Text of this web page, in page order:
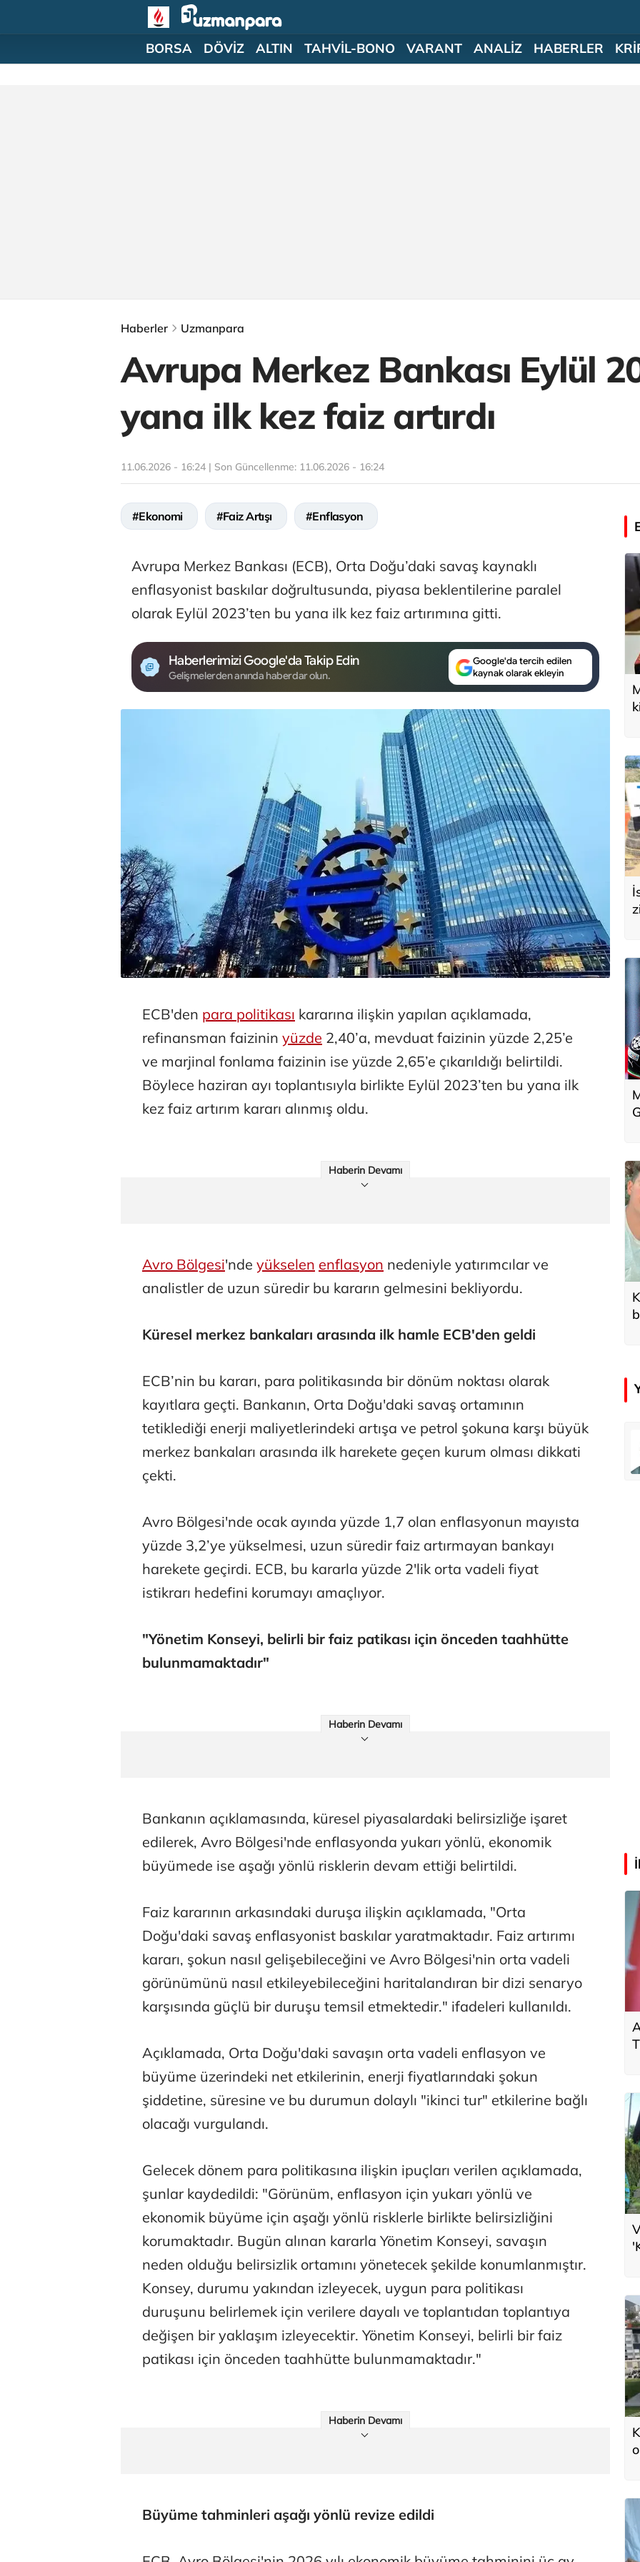
BORSA DÖVİZ ALTIN TAHVİL-BONO VARANT ANALİZ HABERLER
Haberler Uzmanpara
Avrupa Merkez Bankası Eylül
yana ilk kez faiz artırdı
11.06.2026 - 16:24 | Son Güncellenme: 11.06.2026 - 16:24
#Ekonomi #Faiz Artışı #Enflasyon
Avrupa Merkez Bankası (ECB), Orta Doğu’daki savaş kaynaklı
enflasyonist baskılar doğrultusunda, piyasa beklentilerine paralel
olarak Eylül 2023’ten bu yana ilk kez faiz artırımına gitti.
Haberlerimizi Google'da Takip Edin
Gelişmelerden anında haberdar olun.
Google'da tercih edilen
kaynak olarak ekleyin
ECB'den para politikası kararına ilişkin yapılan açıklamada,
refinansman faizinin yüzde 2,40’a, mevduat faizinin yüzde 2,25’e
ve marjinal fonlama faizinin ise yüzde 2,65’e çıkarıldığı belirtildi.
Böylece haziran ayı toplantısıyla birlikte Eylül 2023’ten bu yana ilk
kez faiz artırım kararı alınmış oldu.
Haberin Devamı
Avro Bölgesi'nde yükselen enflasyon nedeniyle yatırımcılar ve
analistler de uzun süredir bu kararın gelmesini bekliyordu.
Küresel merkez bankaları arasında ilk hamle ECB'den geldi
ECB’nin bu kararı, para politikasında bir dönüm noktası olarak
kayıtlara geçti. Bankanın, Orta Doğu'daki savaş ortamının
tetiklediği enerji maliyetlerindeki artışa ve petrol şokuna karşı büyük
merkez bankaları arasında ilk harekete geçen kurum olması dikkati
çekti.
Avro Bölgesi'nde ocak ayında yüzde 1,7 olan enflasyonun mayısta
yüzde 3,2’ye yükselmesi, uzun süredir faiz artırmayan bankayı
harekete geçirdi. ECB, bu kararla yüzde 2'lik orta vadeli fiyat
istikrarı hedefini korumayı amaçlıyor.
"Yönetim Konseyi, belirli bir faiz patikası için önceden taahhütte
bulunmamaktadır"
Haberin Devamı
Bankanın açıklamasında, küresel piyasalardaki belirsizliğe işaret
edilerek, Avro Bölgesi'nde enflasyonda yukarı yönlü, ekonomik
büyümede ise aşağı yönlü risklerin devam ettiği belirtildi.
Faiz kararının arkasındaki duruşa ilişkin açıklamada, "Orta
Doğu'daki savaş enflasyonist baskılar yaratmaktadır. Faiz artırımı
kararı, şokun nasıl gelişebileceğini ve Avro Bölgesi'nin orta vadeli
görünümünü nasıl etkileyebileceğini haritalandıran bir dizi senaryo
karşısında güçlü bir duruşu temsil etmektedir." ifadeleri kullanıldı.
Açıklamada, Orta Doğu'daki savaşın orta vadeli enflasyon ve
büyüme üzerindeki net etkilerinin, enerji fiyatlarındaki şokun
şiddetine, süresine ve bu durumun dolaylı "ikinci tur" etkilerine bağlı
olacağı vurgulandı.
Gelecek dönem para politikasına ilişkin ipuçları verilen açıklamada,
şunlar kaydedildi: "Görünüm, enflasyon için yukarı yönlü ve
ekonomik büyüme için aşağı yönlü risklerle birlikte belirsizliğini
korumaktadır. Bugün alınan kararla Yönetim Konseyi, savaşın
neden olduğu belirsizlik ortamını yönetecek şekilde konumlanmıştır.
Konsey, durumu yakından izleyecek, uygun para politikası
duruşunu belirlemek için verilere dayalı ve toplantıdan toplantıya
değişen bir yaklaşım izleyecektir. Yönetim Konseyi, belirli bir faiz
patikası için önceden taahhütte bulunmamaktadır."
Haberin Devamı
Büyüme tahminleri aşağı yönlü revize edildi
Atilay Kandemir
Mağaza açılışı
Özay Şendir